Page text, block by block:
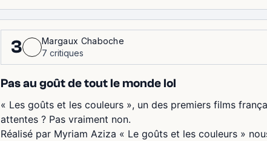
3
Margaux Chaboche
7 critiques
Pas au goût de tout le monde lol
« Les goûts et les couleurs », un des premiers films
attentes ? Pas vraiment non.
Réalisé par Myriam Aziza « Le goûts et les couleurs »